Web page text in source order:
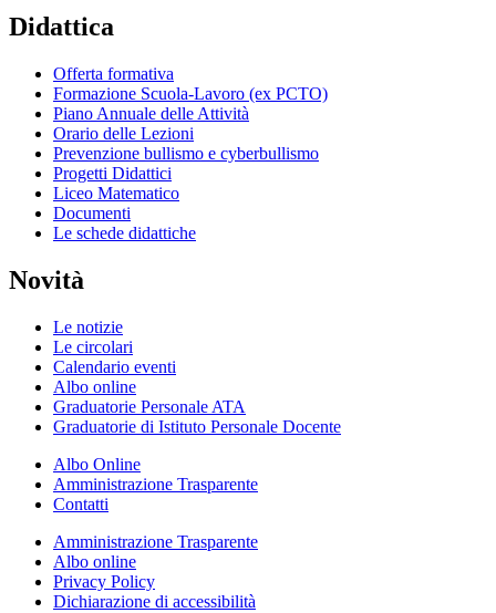
Didattica
Offerta formativa
Formazione Scuola-Lavoro (ex PCTO)
Piano Annuale delle Attività
Orario delle Lezioni
Prevenzione bullismo e cyberbullismo
Progetti Didattici
Liceo Matematico
Documenti
Le schede didattiche
Novità
Le notizie
Le circolari
Calendario eventi
Albo online
Graduatorie Personale ATA
Graduatorie di Istituto Personale Docente
Albo Online
Amministrazione Trasparente
Contatti
Amministrazione Trasparente
Albo online
Privacy Policy
Dichiarazione di accessibilità